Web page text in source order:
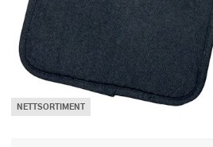
NETTSORTIMENT